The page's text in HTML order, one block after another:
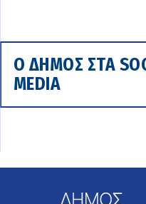
Ο ΔΗΜΟΣ ΣΤΑ
MEDIA